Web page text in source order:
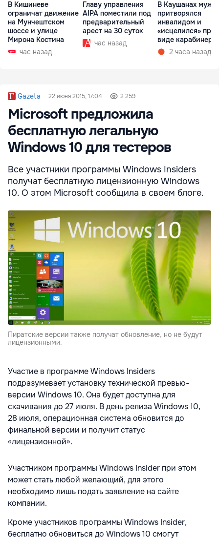
В Кишиневе
ограничат движение
на Мунчештском
шоссе и улице
Мирона Костина
час назад
Главу управления
AIPA поместили под
предварительный
арест на 30 суток
час назад
В Каушанах
притворялся
инвалидом и
«исцелился» при
виде
2 часа назад
Gazeta 22 июня 2015, 17:04 2 259
Microsoft предложила
бесплатную легальную
Windows 10 для тестеров
Все участники программы Windows Insiders
получат бесплатную лицензионную Windows
10. О этом Microsoft сообщила в своем блоге.
Пиратские версии также получат обновление, но не будут
лицензионными.
Участие в программе Windows Insiders
подразумевает установку технической превью-
версии Windows 10. Она будет доступна для
скачивания до 27 июля. В день релиза Windows 10,
28 июля, операционная система обновится до
финальной версии и получит статус
«лицензионной».
Участником программы Windows Insider при этом
может стать любой желающий, для этого
необходимо лишь подать заявление на сайте
компании.
Кроме участников программы Windows Insider,
бесплатно обновиться до Windows 10 смогут